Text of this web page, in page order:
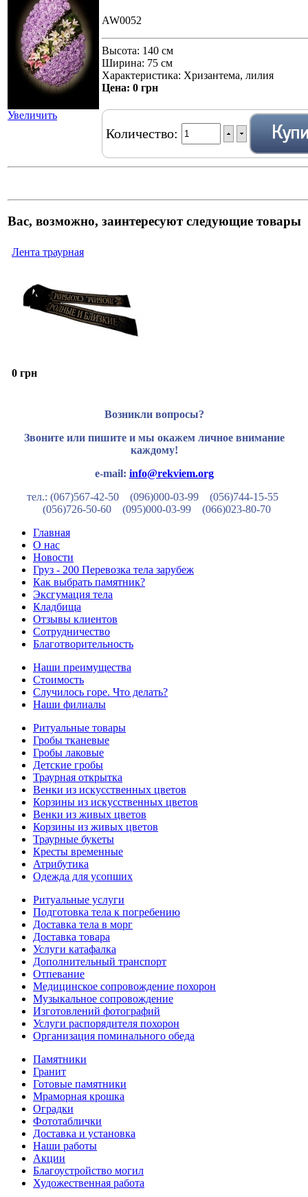
Увеличить
AW0052
Высота: 140 см
Ширина: 75 см
Характеристика: Хризантема, лилия
Цена: 0 грн
Количество:
Вас, возможно, заинтересуют следующие товары
Лента траурная
0 грн
Возникли вопросы?
Звоните или пишите и мы окажем личное внимание
каждому!
e-mail: info@rekviem.org
тел.: (067)567-42-50 (096)000-03-99
(056)744-15-55
(056)726-50-60
(095)000-03-99
(066)023-80-70
Главная
О нас
Новости
Груз - 200 Перевозка тела зарубеж
Как выбрать памятник?
Эксгумация тела
Кладбища
Отзывы клиентов
Сотрудничество
Благотворительность
Наши преимущества
Стоимость
Случилось горе. Что делать?
Наши филиалы
Ритуальные товары
Гробы тканевые
Гробы лаковые
Детские гробы
Траурная открытка
Венки из искусственных цветов
Корзины из искусственных цветов
Венки из живых цветов
Корзины из живых цветов
Траурные букеты
Кресты временные
Атрибутика
Одежда для усопших
Ритуальные услуги
Подготовка тела к погребению
Доставка тела в морг
Доставка товара
Услуги катафалка
Дополнительный транспорт
Отпевание
Медицинское сопровождение похорон
Музыкальное сопровождение
Изготовлений фотографий
Услуги распорядителя похорон
Организация поминального обеда
Памятники
Гранит
Готовые памятники
Мраморная крошка
Оградки
Фототаблички
Доставка и установка
Наши работы
Акции
Благоустройство могил
Художественная работа